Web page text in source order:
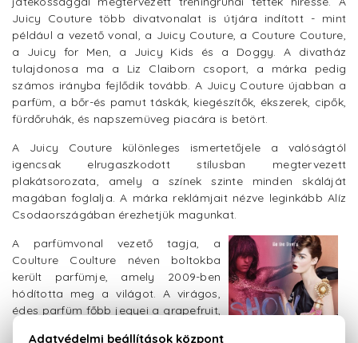
Juicy Couture több divatvonalat is útjára indított - mint
például a vezető vonal, a Juicy Couture, a Couture Couture,
a Juicy for Men, a Juicy Kids és a Doggy. A divatház
tulajdonosa ma a Liz Claiborn csoport, a márka pedig
számos irányba fejlődik tovább. A Juicy Couture újabban a
parfüm, a bőr-és pamut táskák, kiegészítők, ékszerek, cipők,
fürdőruhák, és napszemüveg piacára is betört.
A Juicy Couture különleges ismertetőjele a valóságtól
igencsak elrugaszkodott stílusban megtervezett
plakátsorozata, amely a színek szinte minden skáláját
magában foglalja. A márka reklámjait nézve leginkább Alíz
Csodaországában érezhetjük magunkat.
A parfümvonal vezető tagja, a
Coulture Coulture néven boltokba
került parfümje, amely 2009-ben
hódította meg a világot. A virágos,
édes parfüm főbb jegyei a grapefruit,